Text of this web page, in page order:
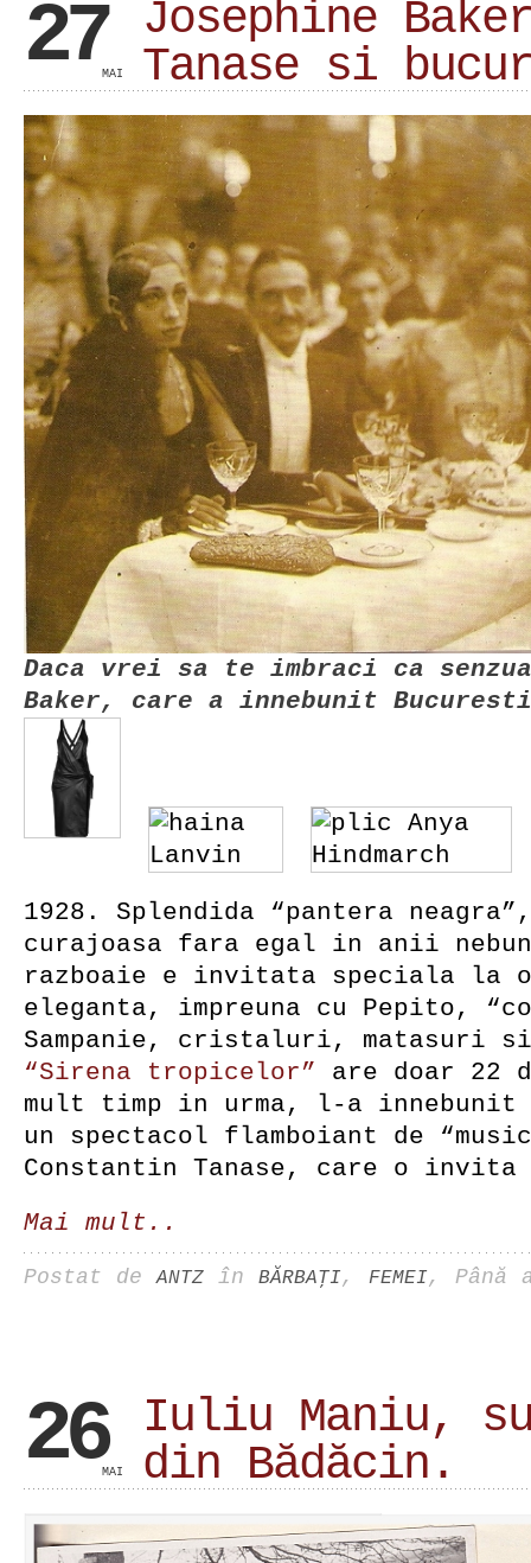
27MAI
Josephine
Tanase si
Daca vrei sa te imbraci ca
Baker, care a innebunit
1928. Splendida “pantera
curajoasa fara egal in anii
razboaie e invitata speciala la
eleganta, impreuna cu Pepito,
Sampanie, cristaluri, matasuri
“Sirena tropicelor” are doar 22
mult timp in urma, l-a
un spectacol flamboiant de
Constantin Tanase, care o invita
Mai mult..
Postat deANTZ în BĂRBAŢI, FEMEI, Până
26MAI
Iuliu Maniu,
din Bădăcin.